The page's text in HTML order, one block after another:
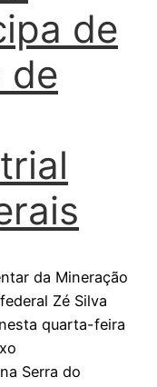
de
de
da Mineração
Zé Silva
quarta-feira
Serra do